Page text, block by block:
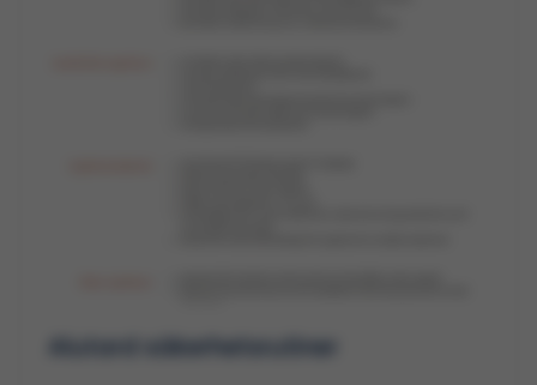
Alutard säkerhetsrutiner